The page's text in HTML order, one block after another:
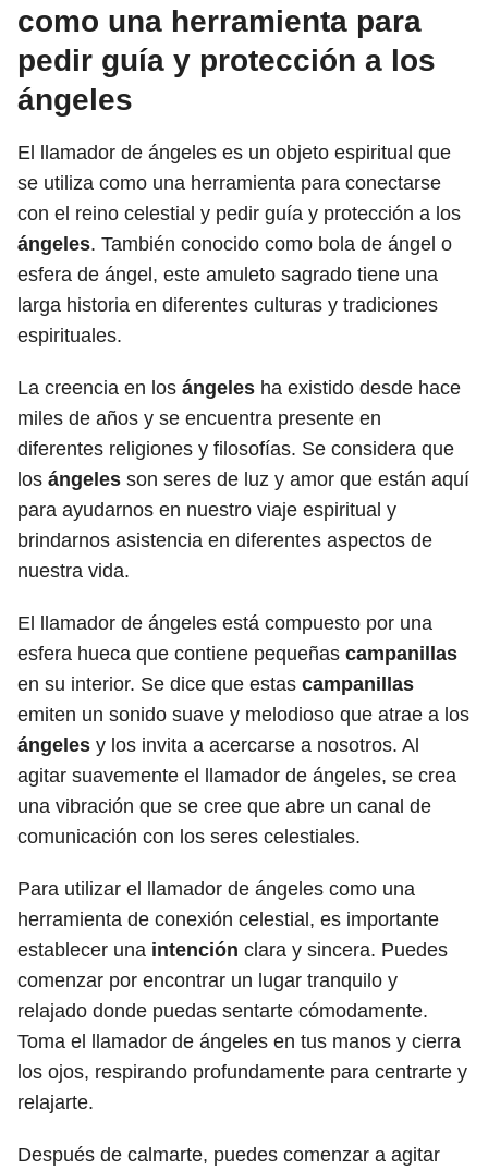
como una herramienta para
pedir guía y protección a los
ángeles
El llamador de ángeles es un objeto espiritual que
se utiliza como una herramienta para conectarse
con el reino celestial y pedir guía y protección a los
ángeles. También conocido como bola de ángel o
esfera de ángel, este amuleto sagrado tiene una
larga historia en diferentes culturas y tradiciones
espirituales.
La creencia en los ángeles ha existido desde hace
miles de años y se encuentra presente en
diferentes religiones y filosofías. Se considera que
los ángeles son seres de luz y amor que están aquí
para ayudarnos en nuestro viaje espiritual y
brindarnos asistencia en diferentes aspectos de
nuestra vida.
El llamador de ángeles está compuesto por una
esfera hueca que contiene pequeñas campanillas
en su interior. Se dice que estas campanillas
emiten un sonido suave y melodioso que atrae a los
ángeles y los invita a acercarse a nosotros. Al
agitar suavemente el llamador de ángeles, se crea
una vibración que se cree que abre un canal de
comunicación con los seres celestiales.
Para utilizar el llamador de ángeles como una
herramienta de conexión celestial, es importante
establecer una intención clara y sincera. Puedes
comenzar por encontrar un lugar tranquilo y
relajado donde puedas sentarte cómodamente.
Toma el llamador de ángeles en tus manos y cierra
los ojos, respirando profundamente para centrarte y
relajarte.
Después de calmarte, puedes comenzar a agitar